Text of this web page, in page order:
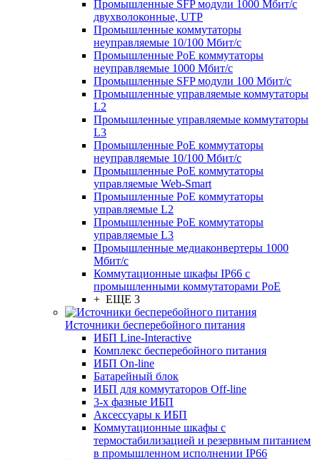
Промышленные SFP модули 1000 Мбит/c
двухволоконные, UTP
Промышленные коммутаторы
неуправляемые 10/100 Мбит/с
Промышленные PoE коммутаторы
неуправляемые 1000 Мбит/с
Промышленные SFP модули 100 Мбит/c
Промышленные управляемые коммутаторы
L2
Промышленные управляемые коммутаторы
L3
Промышленные PoE коммутаторы
неуправляемые 10/100 Мбит/с
Промышленные PoE коммутаторы
управляемые Web-Smart
Промышленные PoE коммутаторы
управляемые L2
Промышленные PoE коммутаторы
управляемые L3
Промышленные медиаконвертеры 1000
Мбит/с
Коммутационные шкафы IP66 c
промышленными коммутаторами PoE
+ ЕЩЕ 3
Источники бесперебойного питания
ИБП Line-Interactive
Комплекс бесперебойного питания
ИБП On-line
Батарейный блок
ИБП для коммутаторов Off-line
3-х фазные ИБП
Аксессуары к ИБП
Коммутационные шкафы с
термостабилизацией и резервным питанием
в промышленном исполнении IP66